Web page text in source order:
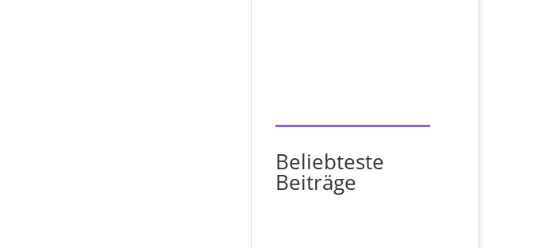
Beliebteste
Beiträge